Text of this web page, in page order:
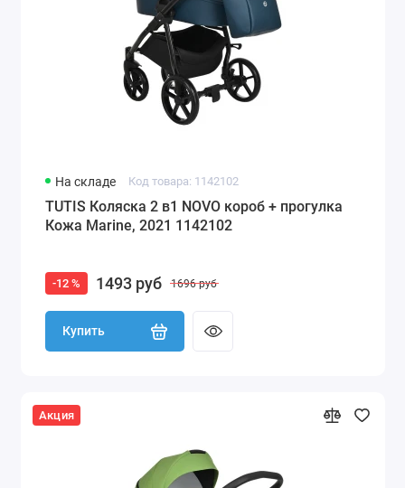
На складе Код товара: 1142102
TUTIS Коляска 2 в1 NOVO короб + прогулка
Кожа Marine, 2021 1142102
-12 % 1493 руб 1696 руб
Купить
Акция